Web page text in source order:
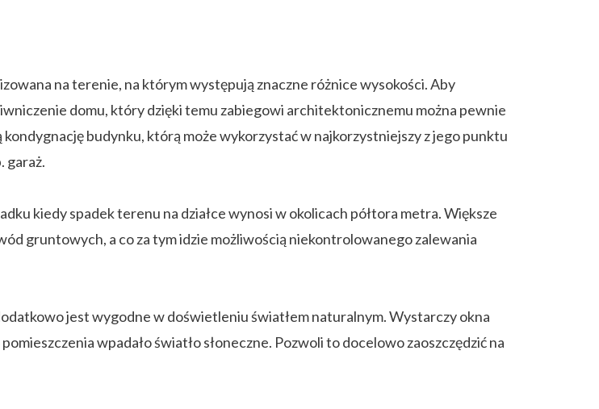
na terenie, na którym występują znaczne różnice wysokości. Aby
domu, który dzięki temu zabiegowi architektonicznemu można pewnie
budynku, którą może wykorzystać w najkorzystniejszy z jego punktu
garaż.
kiedy spadek terenu na działce wynosi w okolicach półtora metra. Większe
gruntowych, a co za tym idzie możliwością niekontrolowanego zalewania
jest wygodne w doświetleniu światłem naturalnym. Wystarczy okna
wpadało światło słoneczne. Pozwoli to docelowo zaoszczędzić na